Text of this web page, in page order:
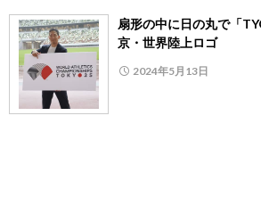
扇形の中に日の丸で「
京・世界陸上ロゴ
2024年5月13日